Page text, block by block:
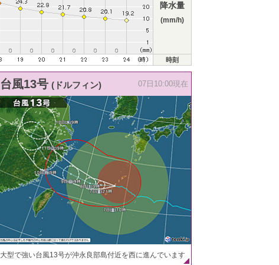
降水量
(mm/h)
時刻
台風13号 (ドルフィン) 07日10:00現在
大型で強い台風13号が沖永良部島付近を西に進んでいます